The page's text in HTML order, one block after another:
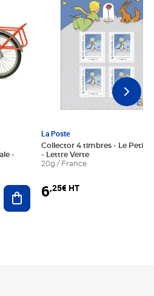
Ajouter au panier
La Poste
Collector 4 timbres - Le Petit
- Lettre Verte
20g / France
6,25€ HT